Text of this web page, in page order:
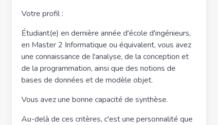
Votre profil :
Étudiant(e) en dernière année d'école d'ingénieurs,
en Master 2 Informatique ou équivalent, vous avez
une connaissance de l'analyse, de la conception et
de la programmation, ainsi que des notions de
bases de données et de modèle objet.
Vous avez une bonne capacité de synthèse.
Au-delà de ces critères, c'est une personnalité que